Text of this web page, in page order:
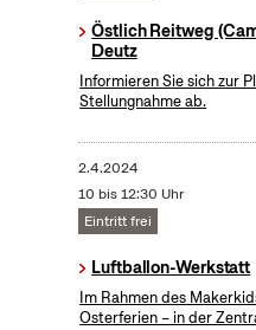
Östlich Reitweg
Deutz
Informieren Sie sich zur
Stellungnahme ab.
2.4.2024
10 bis 12:30 Uhr
Eintritt frei
Luftballon-Werkstatt
Im Rahmen des
Osterferien – in der